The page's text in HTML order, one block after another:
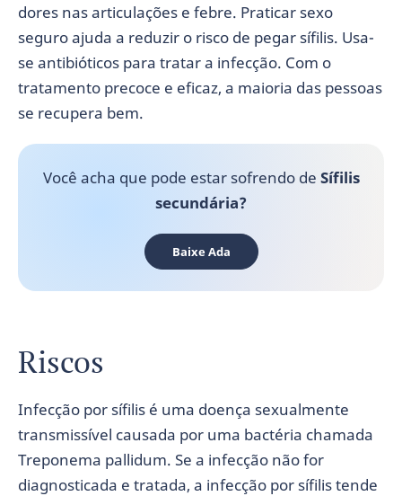
dores nas articulações e febre. Praticar sexo
seguro ajuda a reduzir o risco de pegar sífilis. Usa-
se antibióticos ​​para tratar a infecção. Com o
tratamento precoce e eficaz, a maioria das pessoas
se recupera bem.
Você acha que pode estar sofrendo de Sífilis
secundária?
Baixe Ada
Riscos
Infecção por sífilis é uma doença sexualmente
transmissível causada por uma bactéria chamada
Treponema pallidum. Se a infecção não for
diagnosticada e tratada, a infecção por sífilis tende